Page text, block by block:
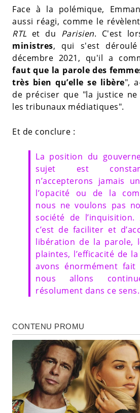
Face à la polémique,
aussi réagi, comme le
RTL et du Parisien. C'est
ministres, qui s'est
décembre 2021, qu'il a
faut que la parole des
très bien qu’elle se libère",
de préciser que "la justice
les tribunaux médiatiques".
Et de conclure :
La position du
sujet est
n’accepterons jamais
l’opacité ou de la
nous ne voulons pas
société de l’inquisition.
c’est de faciliter et
libération de la parole,
plaintes, l’efficacité de
avons énormément
nous allons
résolument dans ce sens.